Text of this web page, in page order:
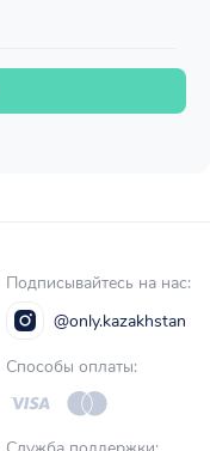
Подписывайтесь на нас:
@only.kazakhstan
Способы оплаты: